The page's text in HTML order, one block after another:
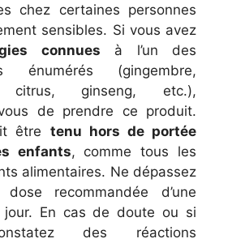
chez certaines personnes
sensibles. Si vous avez
connues à l’un des
énumérés (gingembre,
citrus, ginseng, etc.),
de prendre ce produit.
être tenu hors de portée
enfants, comme tous les
alimentaires. Ne dépassez
recommandée d’une
jour. En cas de doute ou si
des réactions